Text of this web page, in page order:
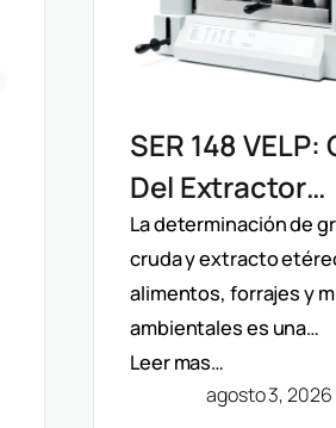
SER 148 VELP:
Del Extractor
Solventes Por
Método
La determinación de
cruda y extracto
alimentos, forrajes y
ambientales es una…
Leer mas…
agosto 3, 2026